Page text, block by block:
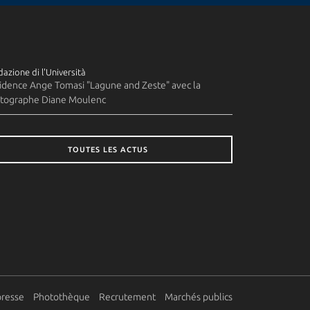
di l'Università
Ange Tomasi "Lagune and Zeste" avec la
Diane Moulenc
TOUTES LES ACTUS
Photothèque Recrutement Marchés publics